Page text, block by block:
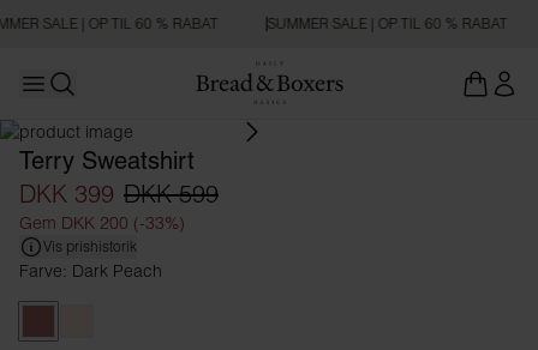
SALE | OP TIL 60 % RABAT SUMMER SALE | OP TIL 60 % RABAT
Open main menu
Terry Sweatshirt
DKK 399 DKK 599
Gem DKK 200 (-33%)
Vis prishistorik
Farve: Dark Peach